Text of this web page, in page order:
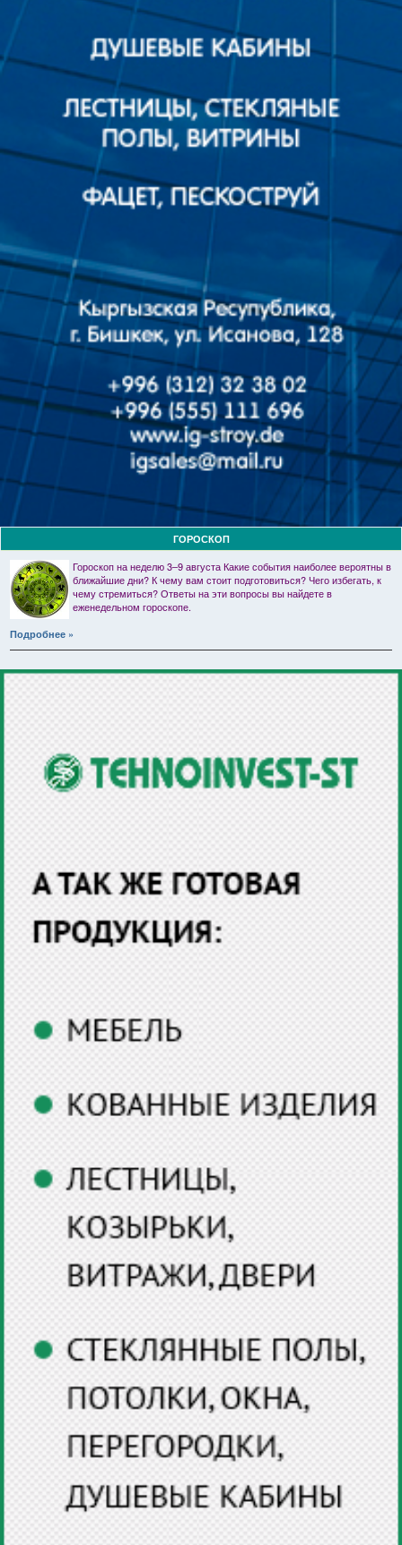
ГОРОСКОП
Гороскоп на неделю 3–9 августа Какие события наиболее вероятны в
ближайшие дни? К чему вам стоит подготовиться? Чего избегать, к
чему стремиться? Ответы на эти вопросы вы найдете в
еженедельном гороскопе.
Подробнее »